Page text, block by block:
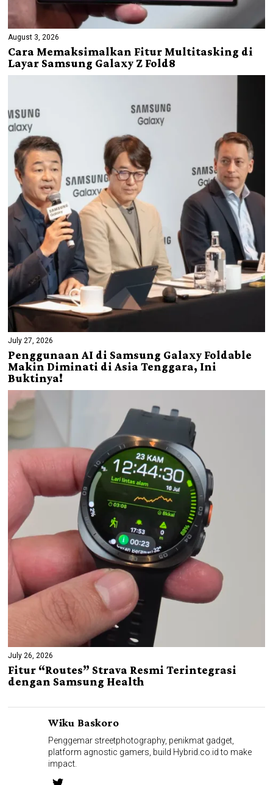
August 3, 2026
Cara Memaksimalkan Fitur Multitasking di
Layar Samsung Galaxy Z Fold8
July 27, 2026
Penggunaan AI di Samsung Galaxy Foldable
Makin Diminati di Asia Tenggara, Ini
Buktinya!
July 26, 2026
Fitur “Routes” Strava Resmi Terintegrasi
dengan Samsung Health
Wiku Baskoro
Penggemar streetphotography, penikmat gadget,
platform agnostic gamers, build Hybrid.co.id to make
impact.